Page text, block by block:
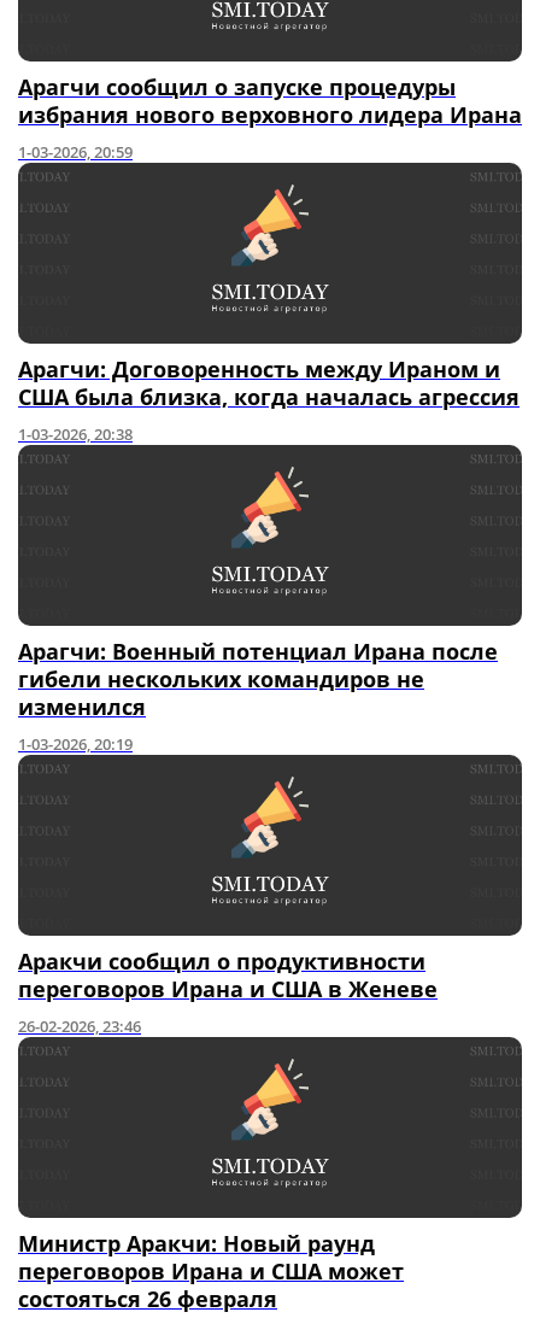
Арагчи сообщил о запуске процедуры
избрания нового верховного лидера Ирана
1-03-2026, 20:59
Арагчи: Договоренность между Ираном и
США была близка, когда началась агрессия
1-03-2026, 20:38
Арагчи: Военный потенциал Ирана после
гибели нескольких командиров не
изменился
1-03-2026, 20:19
Аракчи сообщил о продуктивности
переговоров Ирана и США в Женеве
26-02-2026, 23:46
Министр Аракчи: Новый раунд
переговоров Ирана и США может
состояться 26 февраля